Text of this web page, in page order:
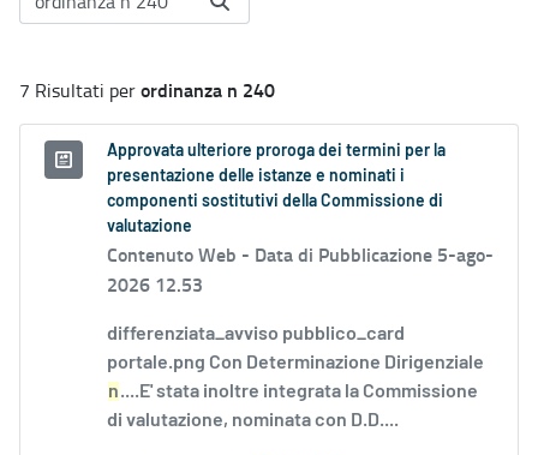
7 Risultati perordinanza n 240
Approvata ulteriore proroga dei termini per la
presentazione delle istanze e nominati i
componenti sostitutivi della Commissione di
valutazione
Contenuto Web - Data di Pubblicazione 5-ago-
2026 12.53
differenziata_avviso pubblico_card
portale.png Con Determinazione Dirigenziale
n....E' stata inoltre integrata la Commissione
di valutazione, nominata con D.D....